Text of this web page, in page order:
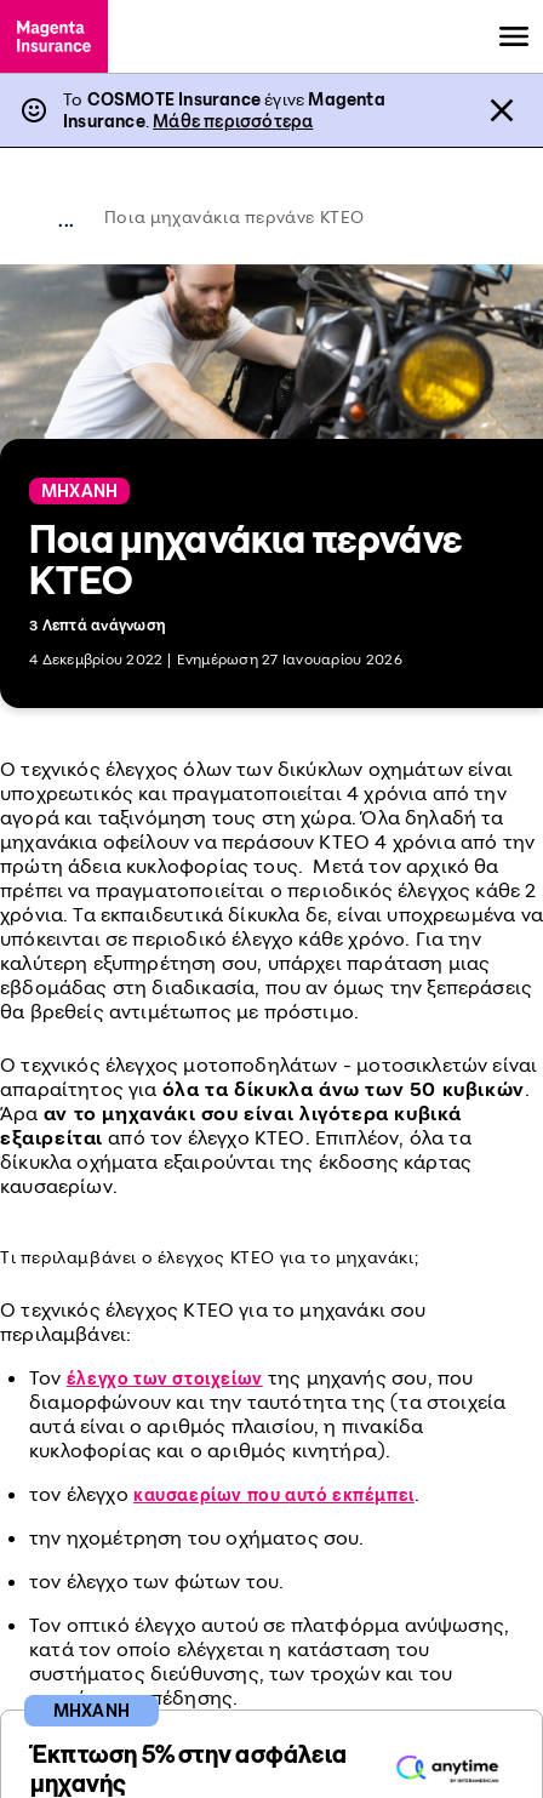
Το COSMOTE InsuranceέγινεMagenta
Insurance. Μάθε περισσότερα
... Ποια μηχανάκια περνάνε ΚΤΕΟ
ΜΗΧΑΝΗ
Ποια μηχανάκια περνάνε
ΚΤΕΟ
3 Λεπτά ανάγνωση
4 Δεκεμβρίου 2022 | Ενημέρωση 27 Ιανουαρίου 2026
Ο τεχνικός έλεγχος όλων των δικύκλων οχημάτων είναι
υποχρεωτικός και πραγματοποιείται 4 χρόνια από την
αγορά και ταξινόμηση τους στη χώρα. Όλα δηλαδή τα
μηχανάκια οφείλουν να περάσουν ΚΤΕΟ 4 χρόνια από την
πρώτη άδεια κυκλοφορίας τους. Μετά τον αρχικό θα
πρέπει να πραγματοποιείται ο περιοδικός έλεγχος κάθε 2
χρόνια. Τα εκπαιδευτικά δίκυκλα δε, είναι υποχρεωμένα να
υπόκεινται σε περιοδικό έλεγχο κάθε χρόνο. Για την
καλύτερη εξυπηρέτηση σου, υπάρχει παράταση μιας
εβδομάδας στη διαδικασία, που αν όμως την ξεπεράσεις
θα βρεθείς αντιμέτωπος με πρόστιμο.
Ο τεχνικός έλεγχος μοτοποδηλάτων - μοτοσικλετών είναι
απαραίτητος για όλα τα δίκυκλα άνω των 50 κυβικών.
Άρα αν το μηχανάκι σου είναι λιγότερα κυβικά
εξαιρείται από τον έλεγχο ΚΤΕΟ. Επιπλέον, όλα τα
δίκυκλα οχήματα εξαιρούνται της έκδοσης κάρτας
καυσαερίων.
Τι περιλαμβάνει ο έλεγχος ΚΤΕΟ για το μηχανάκι;
Ο τεχνικός έλεγχος ΚΤΕΟ για το μηχανάκι σου
περιλαμβάνει:
Τον έλεγχο των στοιχείων της μηχανής σου, που
διαμορφώνουν και την ταυτότητα της (τα στοιχεία
αυτά είναι ο αριθμός πλαισίου, η πινακίδα
κυκλοφορίας και ο αριθμός κινητήρα).
τον έλεγχο καυσαερίων που αυτό εκπέμπει.
την ηχομέτρηση του οχήματος σου.
τον έλεγχο των φώτων του.
Τον οπτικό έλεγχο αυτού σε πλατφόρμα ανύψωσης,
κατά τον οποίο ελέγχεται η κατάσταση του
συστήματος διεύθυνσης, των τροχών και του
συστήματος πέδησης.
Έκπτωση 5% στην ασφάλεια
μηχανής
ΜΗΧΑΝΗ